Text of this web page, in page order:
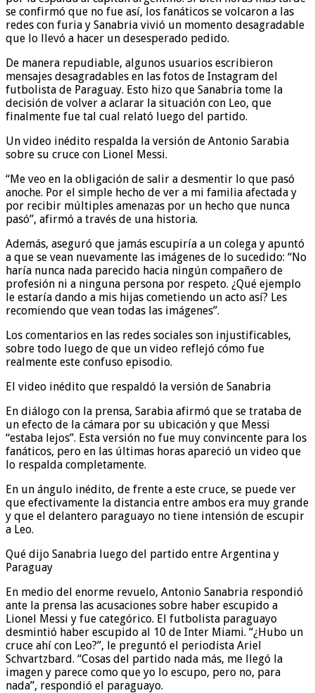
se confirmó que no fue así, los fanáticos se volcaron a las
redes con furia y Sanabria vivió un momento desagradable
que lo llevó a hacer un desesperado pedido.
De manera repudiable, algunos usuarios escribieron
mensajes desagradables en las fotos de Instagram del
futbolista de Paraguay. Esto hizo que Sanabria tome la
decisión de volver a aclarar la situación con Leo, que
finalmente fue tal cual relató luego del partido.
Un video inédito respalda la versión de Antonio Sarabia
sobre su cruce con Lionel Messi.
“Me veo en la obligación de salir a desmentir lo que pasó
anoche. Por el simple hecho de ver a mi familia afectada y
por recibir múltiples amenazas por un hecho que nunca
pasó”, afirmó a través de una historia.
Además, aseguró que jamás escupiría a un colega y apuntó
a que se vean nuevamente las imágenes de lo sucedido: “No
haría nunca nada parecido hacia ningún compañero de
profesión ni a ninguna persona por respeto. ¿Qué ejemplo
le estaría dando a mis hijas cometiendo un acto así? Les
recomiendo que vean todas las imágenes”.
Los comentarios en las redes sociales son injustificables,
sobre todo luego de que un video reflejó cómo fue
realmente este confuso episodio.
El video inédito que respaldó la versión de Sanabria
En diálogo con la prensa, Sarabia afirmó que se trataba de
un efecto de la cámara por su ubicación y que Messi
“estaba lejos”. Esta versión no fue muy convincente para los
fanáticos, pero en las últimas horas apareció un video que
lo respalda completamente.
En un ángulo inédito, de frente a este cruce, se puede ver
que efectivamente la distancia entre ambos era muy grande
y que el delantero paraguayo no tiene intensión de escupir
a Leo.
Qué dijo Sanabria luego del partido entre Argentina y
Paraguay
En medio del enorme revuelo, Antonio Sanabria respondió
ante la prensa las acusaciones sobre haber escupido a
Lionel Messi y fue categórico. El futbolista paraguayo
desmintió haber escupido al 10 de Inter Miami. “¿Hubo un
cruce ahí con Leo?”, le preguntó el periodista Ariel
Schvartzbard. “Cosas del partido nada más, me llegó la
imagen y parece como que yo lo escupo, pero no, para
nada”, respondió el paraguayo.